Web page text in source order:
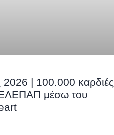
2026 | 100.000 καρδιές
ΕΛΕΠΑΠ μέσω του